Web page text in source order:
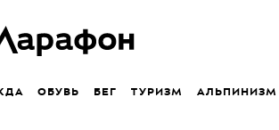
ОБУВЬ БЕГ ТУРИЗМ АЛЬПИНИЗМ